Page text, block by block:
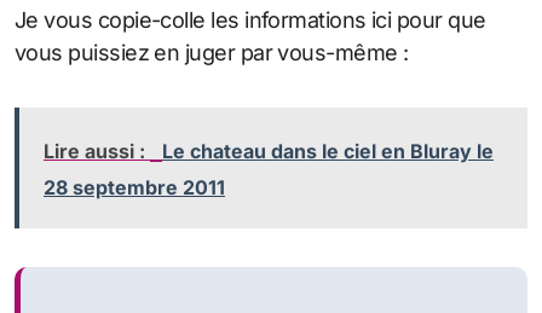
Je vous copie-colle les informations ici pour que
vous puissiez en juger par vous-même :
Lire aussi :
Le chateau dans le ciel en Bluray le
28 septembre 2011